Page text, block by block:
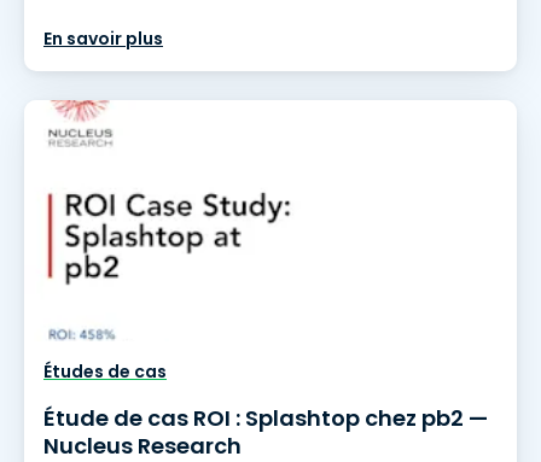
En savoir plus
Études de cas
Étude de cas ROI : Splashtop chez pb2 —
Nucleus Research